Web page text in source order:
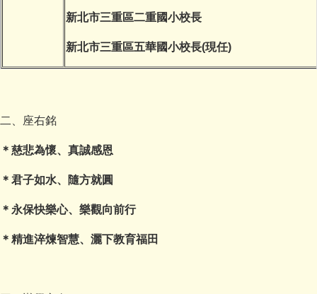
新北市三重區二重國小校長
新北市三重區五華國小校長(現任)
二、座右銘
＊慈悲為懷、真誠感恩
＊君子如水、隨方就圓
＊永保快樂心、樂觀向前行
＊精進淬煉智慧、灑下教育福田